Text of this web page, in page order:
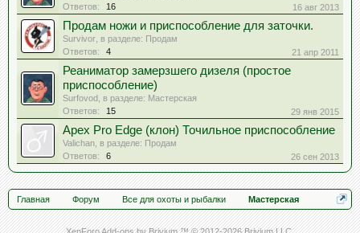
Ответов:
16 16 авг 2013
Продам ножи и приспособление для заточки.
Survivor , в разделе: Продам
Ответов:
4 21 апр 2011
Реаниматор замерзшего дизеля (простое
приспособление)
Surfovod , в разделе: Мастерская
Ответов:
15 29 янв 2015
Apex Pro Edge (клон) Точильное приспособление
Valichan , в разделе: Продам
Ответов:
6 26 сен 2013
Главная Форум Все для охоты и рыбалки Мастерская